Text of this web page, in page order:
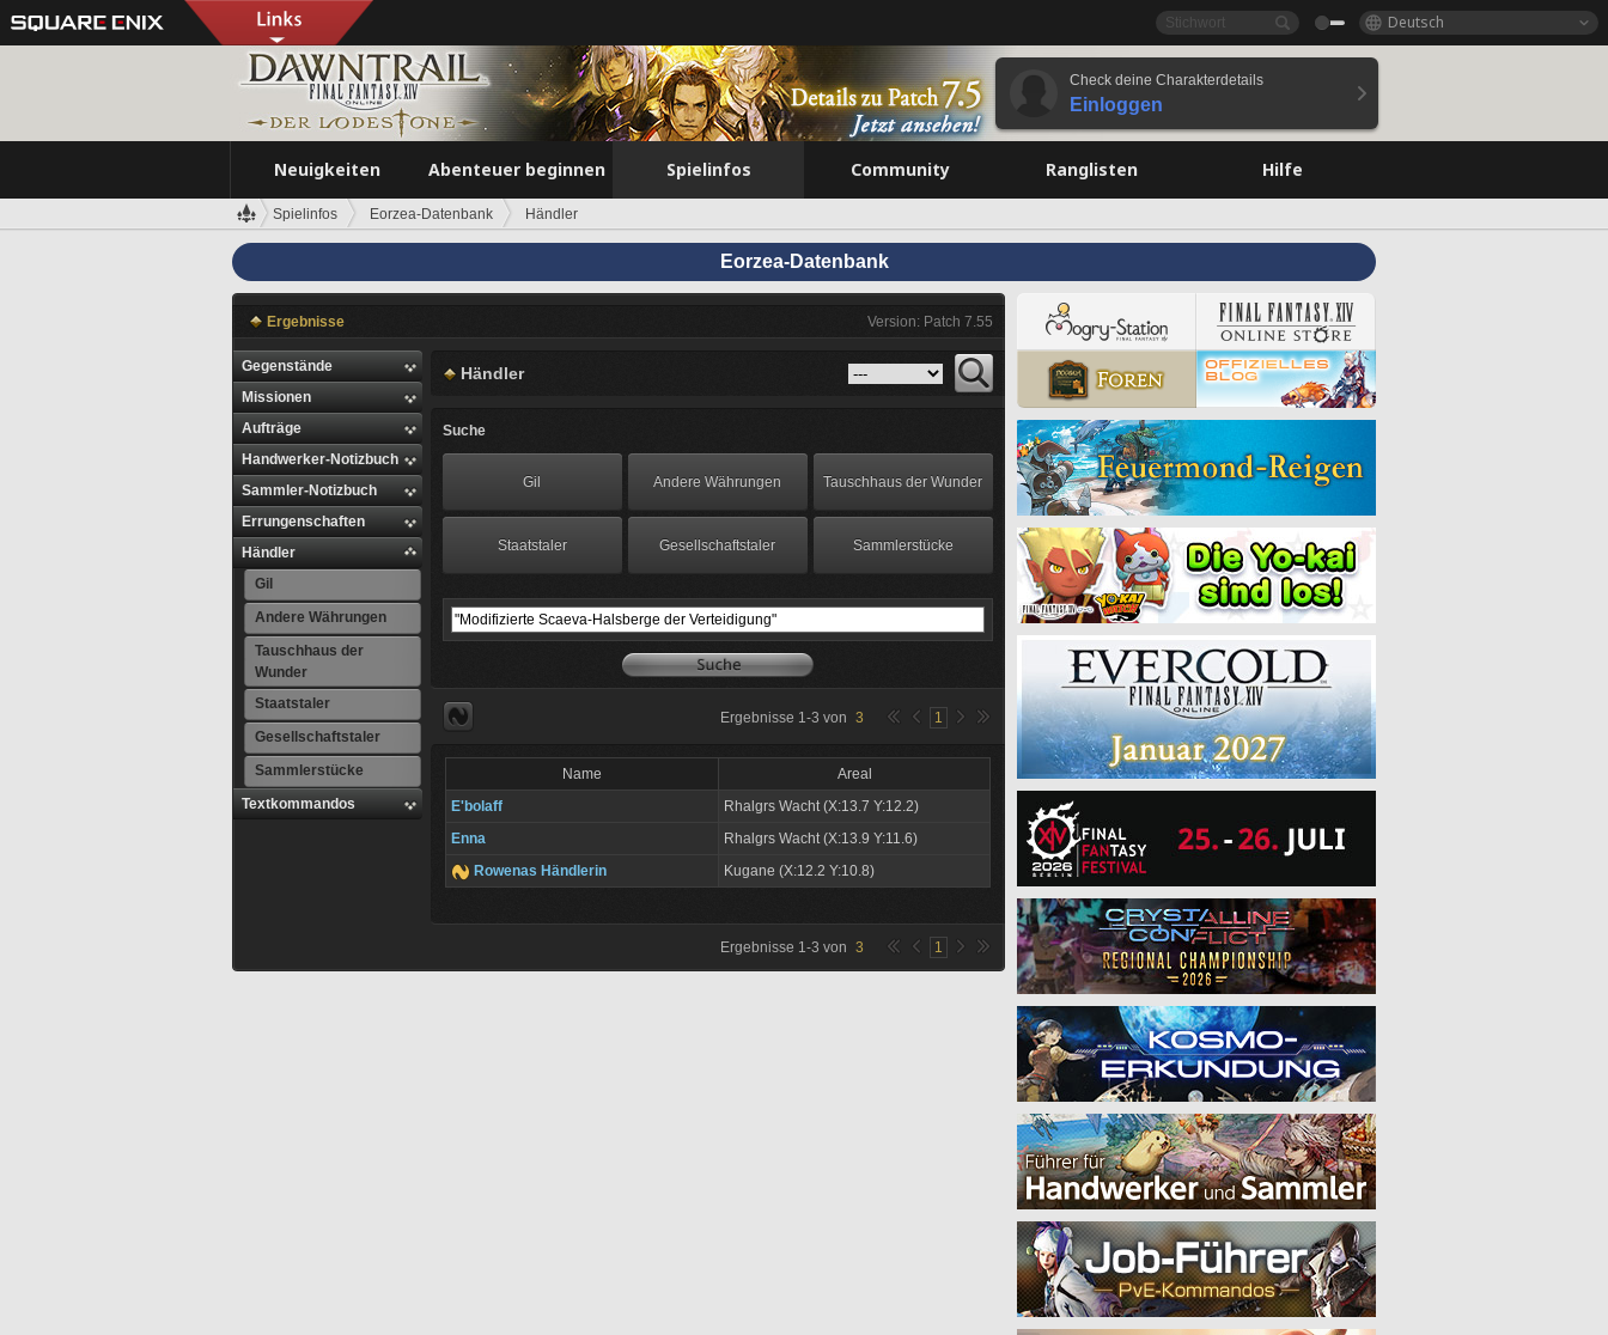
Deutsch
Check deine Charakterdetails
Einloggen
Neuigkeiten Abenteuer beginnen Spielinfos Community Ranglisten Hilfe
Spielinfos Eorzea-Datenbank Händler
Eorzea-Datenbank
Ergebnisse Version: Patch 7.55
Gegenstände
Missionen
Aufträge
Handwerker-Notizbuch
Sammler-Notizbuch
Errungenschaften
Händler
Gil
Andere Währungen
Tauschhaus der
Wunder
Staatstaler
Gesellschaftstaler
Sammlerstücke
Textkommandos
Händler
Suche
Gil Andere Währungen Tauschhaus der Wunder
Staatstaler Gesellschaftstaler Sammlerstücke
Ergebnisse 1-3 von 3 1
Name
Areal
E'bolaff
Rhalgrs Wacht (X:13.7 Y:12.2)
Enna
Rhalgrs Wacht (X:13.9 Y:11.6)
Rowenas Händlerin
Kugane (X:12.2 Y:10.8)
Ergebnisse 1-3 von 3 1